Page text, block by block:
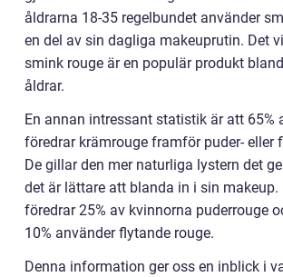
åldrarna 18-35 regelbundet använder
en del av sin dagliga makeuprutin. Det
smink rouge är en populär produkt
åldrar.
En annan intressant statistik är att 65%
föredrar krämrouge framför puder- eller
De gillar den mer naturliga lystern det
det är lättare att blanda in i sin makeup.
föredrar 25% av kvinnorna puderrouge
10% använder flytande rouge.
Denna information ger oss en inblick i